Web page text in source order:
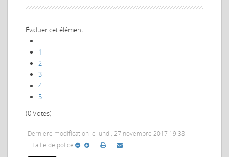
Évaluer cet élément
1
2
3
4
5
(0 Votes)
Dernière modification le lundi, 27 novembre 2017 19:38
Taille de police